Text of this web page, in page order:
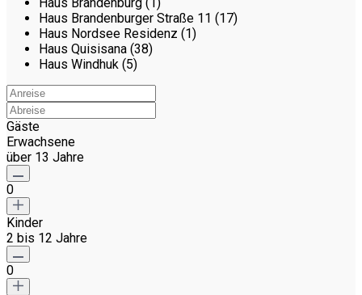
Haus Brandenburg (1)
Haus Brandenburger Straße 11 (17)
Haus Nordsee Residenz (1)
Haus Quisisana (38)
Haus Windhuk (5)
Gäste
Erwachsene
über 13 Jahre
0
Kinder
2 bis 12 Jahre
0